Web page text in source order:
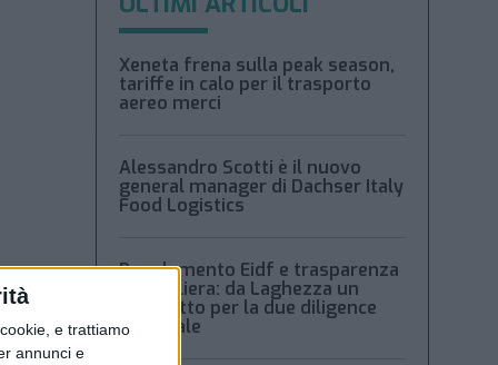
e trattiamo
annunci e
Xeneta frena sulla peak season,
tariffe in calo per il trasporto
aereo merci
Alessandro Scotti è il nuovo
general manager di Dachser Italy
Food Logistics
Regolamento Eidf e trasparenza
della filiera: da Laghezza un
pacchetto per la due diligence
aziendale